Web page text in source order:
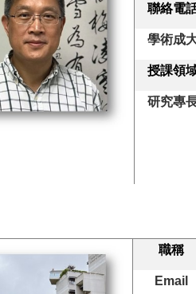
聯絡電
學術成
授課領
研究專
職稱
Email